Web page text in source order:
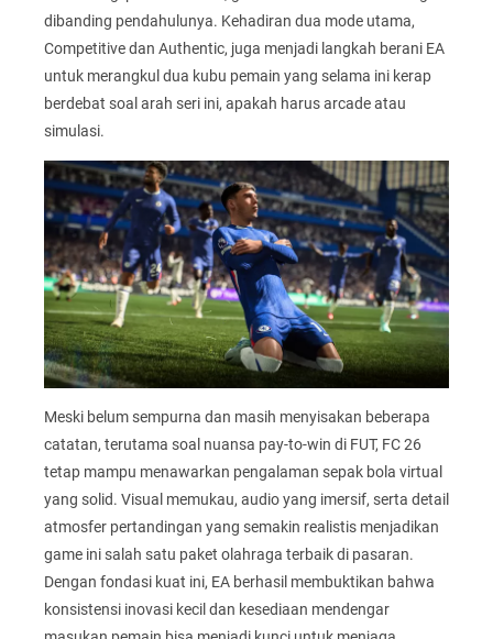
dibanding pendahulunya. Kehadiran dua mode utama,
Competitive dan Authentic, juga menjadi langkah berani EA
untuk merangkul dua kubu pemain yang selama ini kerap
berdebat soal arah seri ini, apakah harus arcade atau
simulasi.
Meski belum sempurna dan masih menyisakan beberapa
catatan, terutama soal nuansa pay-to-win di FUT, FC 26
tetap mampu menawarkan pengalaman sepak bola virtual
yang solid. Visual memukau, audio yang imersif, serta detail
atmosfer pertandingan yang semakin realistis menjadikan
game ini salah satu paket olahraga terbaik di pasaran.
Dengan fondasi kuat ini, EA berhasil membuktikan bahwa
konsistensi inovasi kecil dan kesediaan mendengar